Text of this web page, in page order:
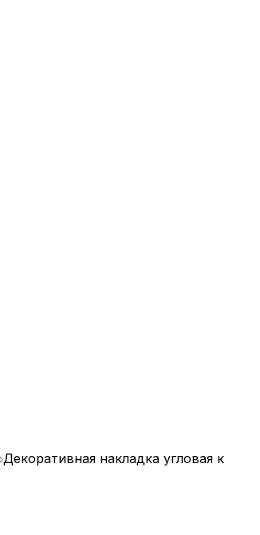
Декоративная накладка угловая к